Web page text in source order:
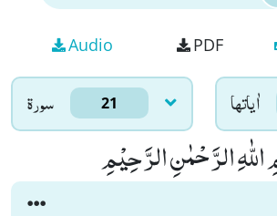
Audio PDF
سورۃ 21 اٰياتها
الرَّحْمٰنِ الرَّحِیْمِ